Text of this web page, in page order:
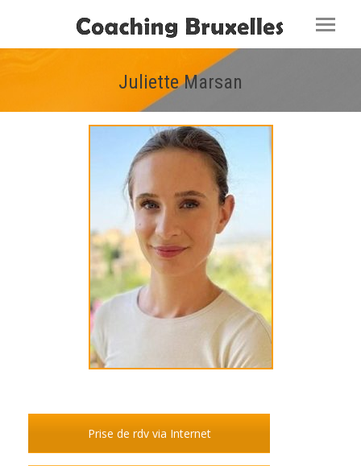
Juliette Marsan
Prise de rdv via Internet